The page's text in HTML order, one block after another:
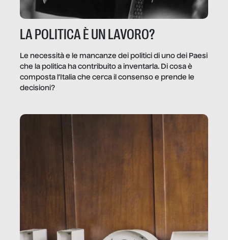
LA POLITICA È UN LAVORO?
Le necessità e le mancanze dei politici di uno dei Paesi
che la politica ha contribuito a inventarla. Di cosa è
composta l’Italia che cerca il consenso e prende le
decisioni?